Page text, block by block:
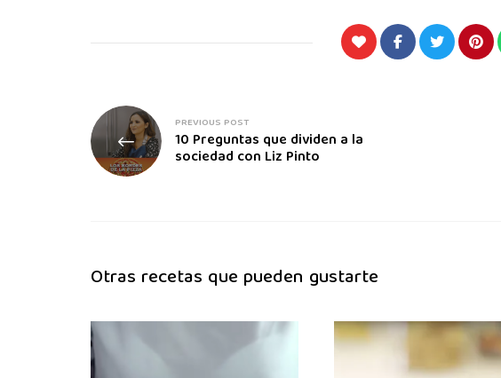
PREVIOUS POST
10 Preguntas que dividen a la
sociedad con Liz Pinto
Otras recetas que pueden gustarte